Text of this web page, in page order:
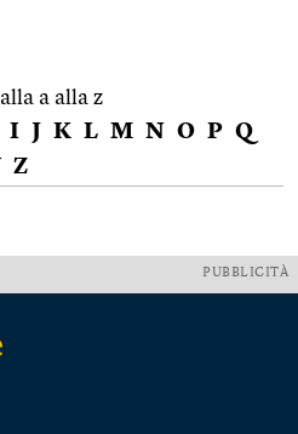
a alla z
I J K L M N O P Q
Z
PUBBLICITÀ